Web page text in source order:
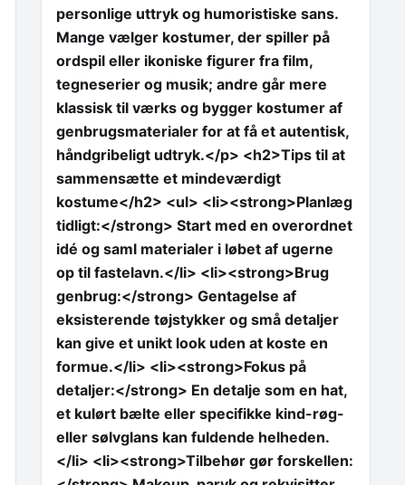
personlige uttryk og humoristiske sans.
Mange vælger kostumer, der spiller på
ordspil eller ikoniske figurer fra film,
tegneserier og musik; andre går mere
klassisk til værks og bygger kostumer af
genbrugsmaterialer for at få et autentisk,
håndgribeligt udtryk.</p> <h2>Tips til at
sammensætte et mindeværdigt
kostume</h2> <ul> <li><strong>Planlæg
tidligt:</strong> Start med en overordnet
idé og saml materialer i løbet af ugerne
op til fastelavn.</li> <li><strong>Brug
genbrug:</strong> Gentagelse af
eksisterende tøjstykker og små detaljer
kan give et unikt look uden at koste en
formue.</li> <li><strong>Fokus på
detaljer:</strong> En detalje som en hat,
et kulørt bælte eller specifikke kind-røg-
eller sølvglans kan fuldende helheden.
</li> <li><strong>Tilbehør gør forskellen: